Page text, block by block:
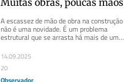
A escassez de mão de obra na construção
não é uma novidade. É um problema
estrutural que se arrasta há mais de uma
década e que condiciona...
14.09.2025
20